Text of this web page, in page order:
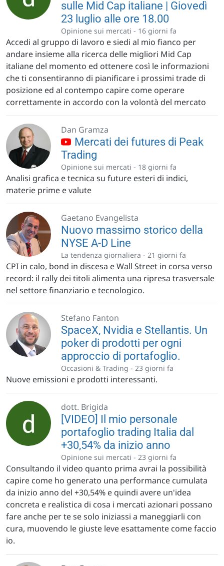
sulle Mid Cap italiane | Giovedì
23 luglio alle ore 18.00
Opinione sui mercati - 16 giorni fa
Accedi al gruppo di lavoro e siedi al mio fianco per
andare insieme alla ricerca delle migliori Mid Cap
italiane del momento ed ottenere così le informazioni
che ti consentiranno di pianificare i prossimi trade di
posizione ed al contempo capire come operare
correttamente in accordo con la volontà del mercato
Dan Gramza
Mercati dei futures di Peak
Trading
Opinione sui mercati - 18 giorni fa
Analisi grafica e tecnica su future esteri di indici,
materie prime e valute
Gaetano Evangelista
Nuovo massimo storico della
NYSE A-D Line
La tendenza giornaliera - 21 giorni fa
CPI in calo, bond in discesa e Wall Street in corsa verso
record: il rally dei titoli alimenta una ripresa trasversale
nel settore finanziario e tecnologico.
Stefano Fanton
SpaceX, Nvidia e Stellantis. Un
poker di prodotti per ogni
approccio di portafoglio.
Occasioni & Trading - 23 giorni fa
Nuove emissioni e prodotti interessanti.
dott. Brigida
[VIDEO] Il mio personale
portafoglio trading Italia dal
+30,54% da inizio anno
Opinione sui mercati - 23 giorni fa
Consultando il video quanto prima avrai la possibilità
capire come ho generato una performance cumulata
da inizio anno del +30,54% e quindi avere un'idea
concreta e realistica di cosa i mercati azionari possano
fare anche per te se solo iniziassi a maneggiarli con
cura, muovendo le giuste leve esattamente come faccio
io.